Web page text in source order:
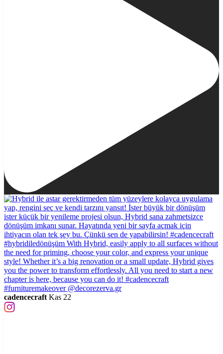
cadencecraft Kas 22